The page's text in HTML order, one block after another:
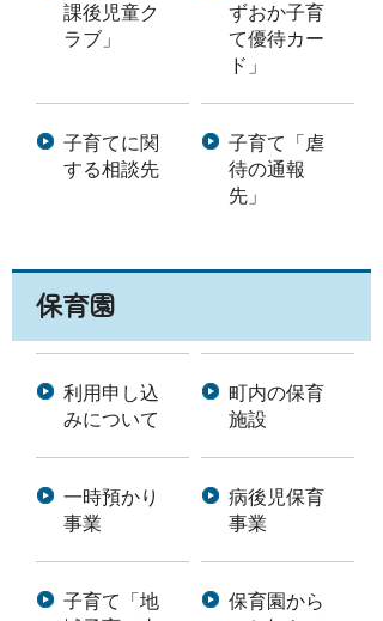
課後児童ク
ラブ」
ずおか子育
て優待カー
ド」
子育てに関
する相談先
子育て「虐
待の通報
先」
保育園
利用申し込
みについて
町内の保育
施設
一時預かり
事業
病後児保育
事業
子育て「地
保育園から